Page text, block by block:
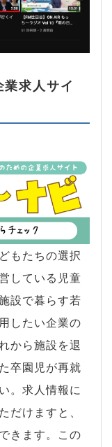
求人サイ
もたちの選択
している児童
設で暮らす若
したい企業の
から施設を退
卒園児が再就
。求人情報に
だけますと、
きます。この